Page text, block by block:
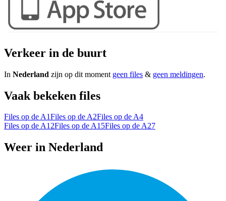
Verkeer in de buurt
In Nederland zijn op dit moment geen files & geen meldingen.
Vaak bekeken files
Files op de A1Files op de A2Files op de A4
Files op de A12Files op de A15Files op de A27
Weer in Nederland